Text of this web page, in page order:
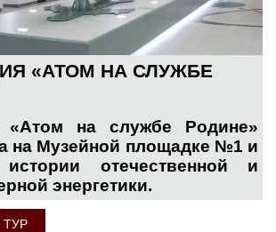
«АТОМ НА СЛУЖБЕ
«Атом на службе Родине»
на Музейной площадке №1 и
отечественной и
энергетики.
ТУР